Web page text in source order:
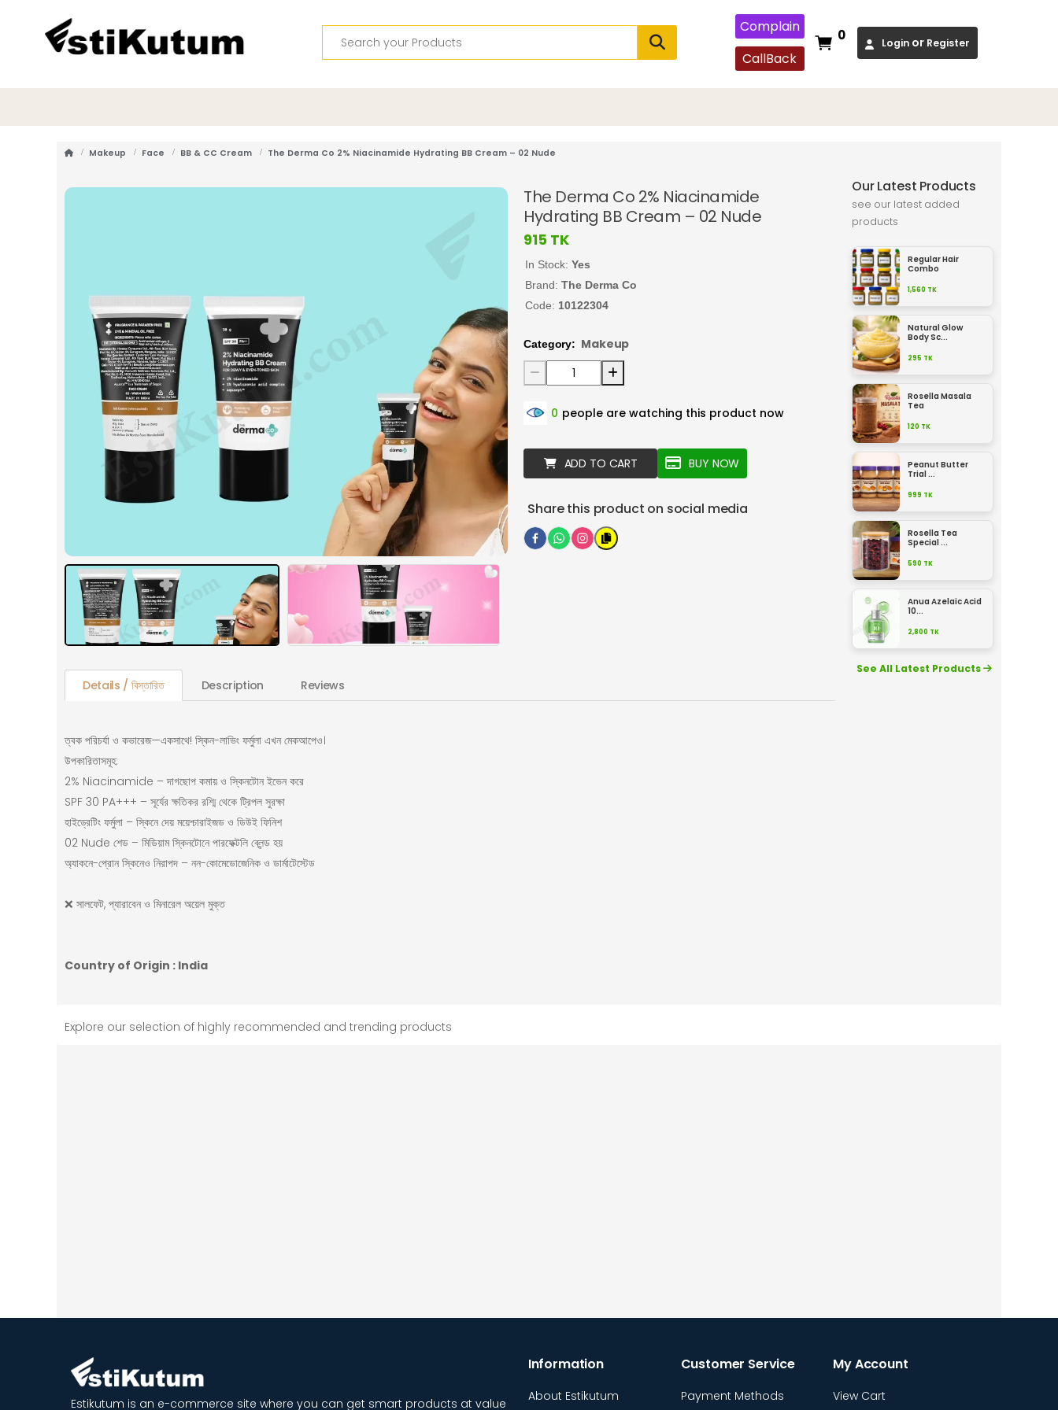
Complain
CallBack
0 Login or Register
Makeup Face BB & CC Cream The Derma Co 2% Niacinamide Hydrating BB Cream – 02 Nude
The Derma Co 2% Niacinamide
Hydrating BB Cream – 02 Nude
915 TK
In Stock: Yes
Brand:The Derma Co
Code: 10122304
Category: Makeup
0 people are watching this product now
ADD TO CART BUY NOW
Share this product on social media
Details / বিস্তারিত Description Reviews
ত্বক পরিচর্যা ও কভারেজ—একসাথে! স্কিন-লাভিং ফর্মুলা এখন মেকআপেও।
উপকারিতাসমূহ:
2% Niacinamide – দাগছোপ কমায় ও স্কিনটোন ইভেন করে
SPF 30 PA+++ – সূর্যের ক্ষতিকর রশ্মি থেকে ট্রিপল সুরক্ষা
হাইড্রেটিং ফর্মুলা – স্কিনে দেয় ময়েশ্চারাইজড ও ডিউই ফিনিশ
02 Nude শেড – মিডিয়াম স্কিনটোনে পারফেক্টলি ব্লেন্ড হয়
অ্যাকনে-প্রোন স্কিনেও নিরাপদ – নন-কোমেডোজেনিক ও ডার্মাটেস্টেড
❌ সালফেট, প্যারাবেন ও মিনারেল অয়েল মুক্ত
Country of Origin : India
Our Latest Products
see our latest added
products
Regular Hair
Combo
1,560 TK
Natural Glow
Body Sc...
295 TK
Rosella Masala
Tea
120 TK
Peanut Butter
Trial ...
999 TK
Rosella Tea
Special ...
590 TK
Anua Azelaic Acid
10...
2,800 TK
See All Latest Products
Explore our selection of highly recommended and trending products
Estikutum is an e-commerce site where you can get smart products at value
Information
About Estikutum
Customer Service
Payment Methods
My Account
View Cart